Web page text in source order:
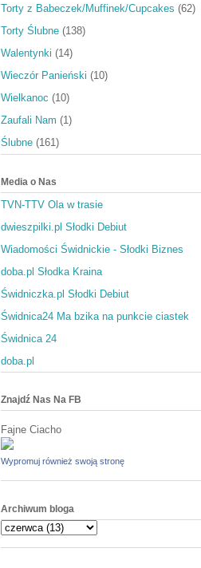
Torty z Babeczek/Muffinek/Cupcakes (62)
Torty Ślubne (138)
Walentynki (14)
Wieczór Panieński (10)
Wielkanoc (10)
Zaufali Nam (1)
Ślubne (161)
Media o Nas
TVN-TTV Ola w trasie
dwieszpilki.pl Słodki Debiut
Wiadomości Świdnickie - Słodki Biznes
doba.pl Słodka Kraina
Świdniczka.pl Słodki Debiut
Świdnica24 Ma bzika na punkcie ciastek
Świdnica 24
doba.pl
Znajdź Nas Na FB
Fajne Ciacho
Wypromuj również swoją stronę
Archiwum bloga